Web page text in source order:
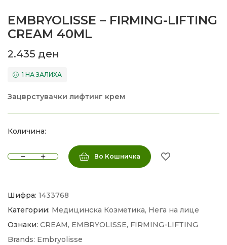
EMBRYOLISSE – FIRMING-LIFTING
CREAM 40ML
2.435 ден
1 НА ЗАЛИХА
Зацврстувачки лифтинг крем
Количина:
Во Кошничка
Шифра: 1433768
Категории: Медицинска Козметика, Нега на лице
Ознаки: CREAM, EMBRYOLISSE, FIRMING-LIFTING
Brands: Embryolisse